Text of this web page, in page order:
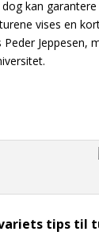
dog kan
vises en
Peder
tips til